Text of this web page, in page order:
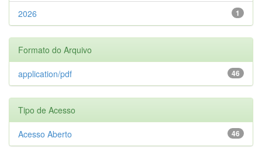
1
2026
Formato do Arquivo
46
application/pdf
Tipo de Acesso
46
Acesso Aberto